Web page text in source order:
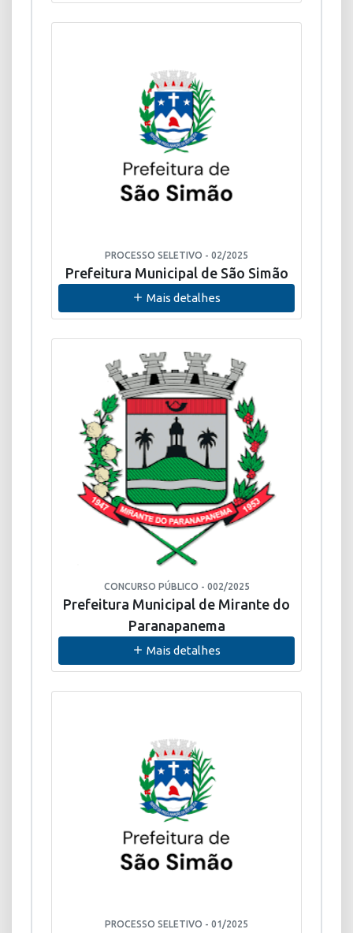
PROCESSO SELETIVO - 02/2025
Prefeitura Municipal de São Simão
Mais detalhes
CONCURSO PÚBLICO - 002/2025
Prefeitura Municipal de Mirante do
Paranapanema
Mais detalhes
PROCESSO SELETIVO - 01/2025